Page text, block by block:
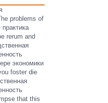
problems of
rerum and
экономики
foster die
that this